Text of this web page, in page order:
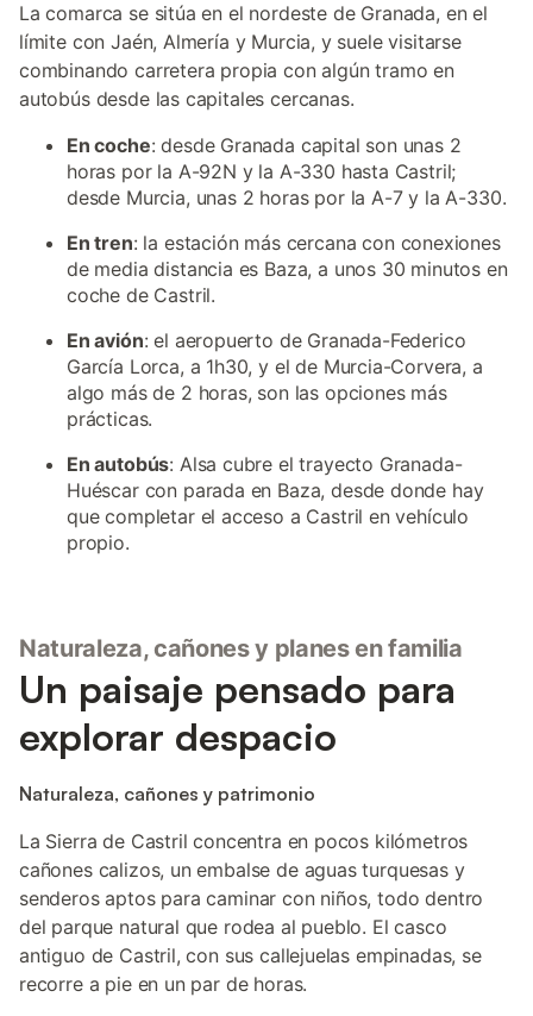
La comarca se sitúa en el nordeste de Granada, en el
límite con Jaén, Almería y Murcia, y suele visitarse
combinando carretera propia con algún tramo en
autobús desde las capitales cercanas.
En coche: desde Granada capital son unas 2
horas por la A-92N y la A-330 hasta Castril;
desde Murcia, unas 2 horas por la A-7 y la A-330.
En tren: la estación más cercana con conexiones
de media distancia es Baza, a unos 30 minutos en
coche de Castril.
En avión: el aeropuerto de Granada-Federico
García Lorca, a 1h30, y el de Murcia-Corvera, a
algo más de 2 horas, son las opciones más
prácticas.
En autobús: Alsa cubre el trayecto Granada-
Huéscar con parada en Baza, desde donde hay
que completar el acceso a Castril en vehículo
propio.
Naturaleza, cañones y planes en familia
Un paisaje pensado para
explorar despacio
Naturaleza, cañones y patrimonio
La Sierra de Castril concentra en pocos kilómetros
cañones calizos, un embalse de aguas turquesas y
senderos aptos para caminar con niños, todo dentro
del parque natural que rodea al pueblo. El casco
antiguo de Castril, con sus callejuelas empinadas, se
recorre a pie en un par de horas.